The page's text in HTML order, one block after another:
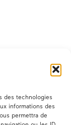
des technologies
informations des
permettra de